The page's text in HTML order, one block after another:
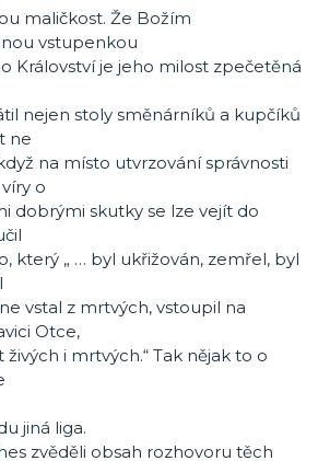
maličkost. Že Božím
vstupenkou
Království je jeho milost zpečetěná
nejen stoly směnárníků a kupčíků
ne
na místo utvrzování správnosti
o
dobrými skutky se lze vejít do
který „ … byl ukřižován, zemřel, byl
vstal z mrtvých, vstoupil na
Otce,
i mrtvých.“ Tak nějak to o
jiná liga.
zvěděli obsah rozhovoru těch